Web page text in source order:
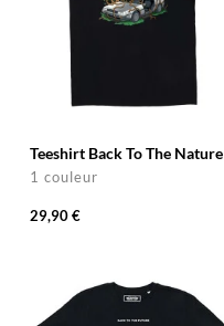
Teeshirt Back To The Nature
1 couleur
29,90 €